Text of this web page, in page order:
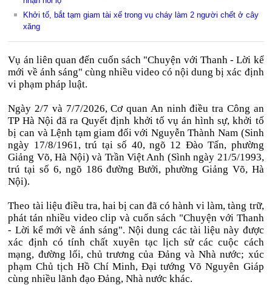
Khởi tố, bắt tạm giam tài xế trong vụ cháy làm 2 người chết ở cây
xăng
Vụ án liên quan đến cuốn sách "Chuyện với Thanh - Lời kể
mới về ánh sáng" cùng nhiều video có nội dung bị xác định
vi phạm pháp luật.
Ngày 2/7 và 7/7/2026, Cơ quan An ninh điều tra Công an
TP Hà Nội đã ra Quyết định khởi tố vụ án hình sự, khởi tố
bị can và Lệnh tạm giam đối với Nguyễn Thành Nam (Sinh
ngày 17/8/1961, trú tại số 40, ngõ 12 Đào Tấn, phường
Giảng Võ, Hà Nội) và Trần Việt Anh (Sình ngày 21/5/1993,
trú tại số 6, ngõ 186 đường Bưởi, phường Giảng Võ, Hà
Nội).
Theo tài liệu điều tra, hai bị can đã có hành vi làm, tàng trữ,
phát tán nhiều video clip và cuốn sách "Chuyện với Thanh
- Lời kể mới về ánh sáng". Nội dung các tài liệu này được
xác định có tính chất xuyên tạc lịch sử các cuộc cách
mạng, đường lối, chủ trương của Đảng và Nhà nước; xúc
phạm Chủ tịch Hồ Chí Minh, Đại tướng Võ Nguyên Giáp
cùng nhiều lãnh đạo Đảng, Nhà nước khác.